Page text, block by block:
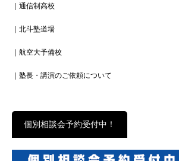
｜通信制高校
｜北斗塾道場
｜航空大予備校
｜塾長・講演のご依頼について
個別相談会予約受付中！